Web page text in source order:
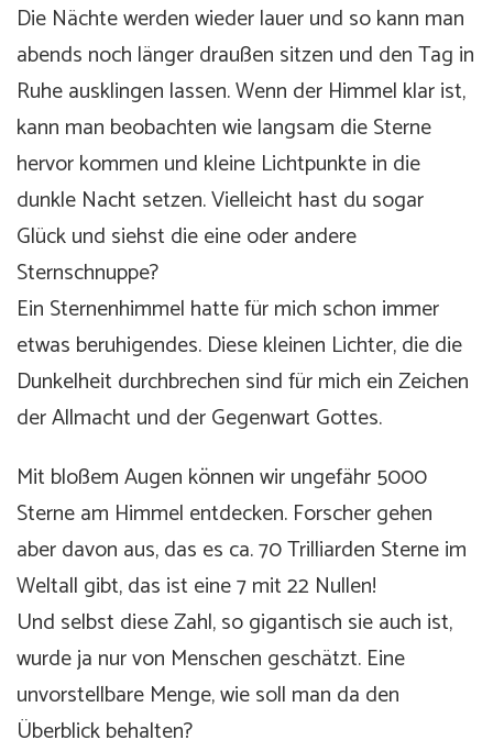
Die Nächte werden wieder lauer und so kann man
abends noch länger draußen sitzen und den Tag in
Ruhe ausklingen lassen. Wenn der Himmel klar ist,
kann man beobachten wie langsam die Sterne
hervor kommen und kleine Lichtpunkte in die
dunkle Nacht setzen. Vielleicht hast du sogar
Glück und siehst die eine oder andere
Sternschnuppe?
Ein Sternenhimmel hatte für mich schon immer
etwas beruhigendes. Diese kleinen Lichter, die die
Dunkelheit durchbrechen sind für mich ein Zeichen
der Allmacht und der Gegenwart Gottes.
Mit bloßem Augen können wir ungefähr 5000
Sterne am Himmel entdecken. Forscher gehen
aber davon aus, das es ca. 70 Trilliarden Sterne im
Weltall gibt, das ist eine 7 mit 22 Nullen!
Und selbst diese Zahl, so gigantisch sie auch ist,
wurde ja nur von Menschen geschätzt. Eine
unvorstellbare Menge, wie soll man da den
Überblick behalten?